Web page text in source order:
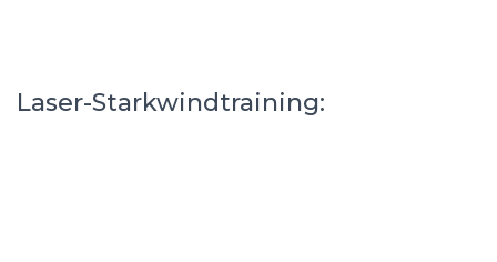
Laser-Starkwindtraining: